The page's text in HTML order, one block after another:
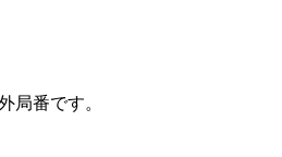
局番です。